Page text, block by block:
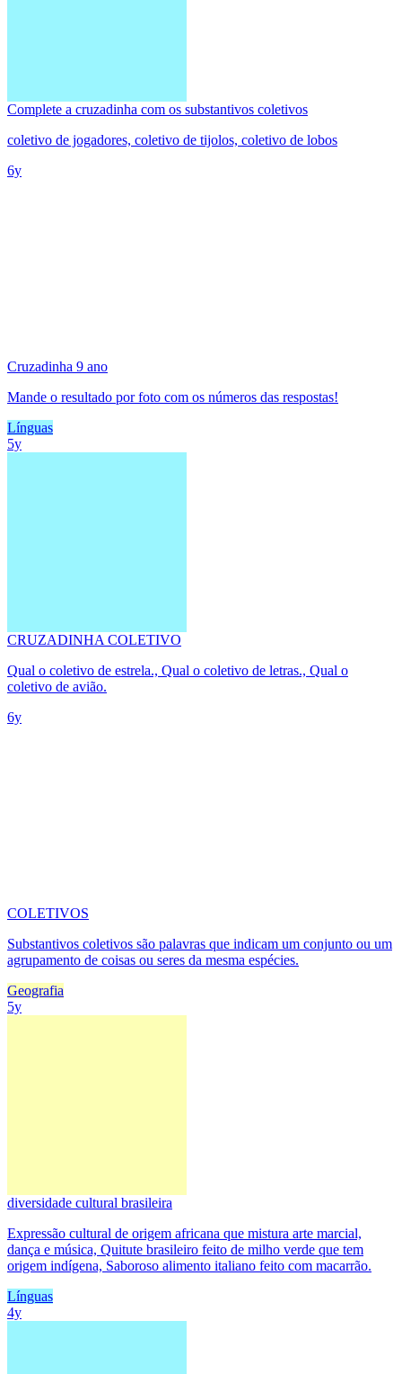
Complete a cruzadinha com os substantivos coletivos
coletivo de jogadores, coletivo de tijolos, coletivo de lobos
6y
Cruzadinha 9 ano
Mande o resultado por foto com os números das respostas!
Línguas
5y
CRUZADINHA COLETIVO
Qual o coletivo de estrela., Qual o coletivo de letras., Qual o
coletivo de avião.
6y
COLETIVOS
Substantivos coletivos são palavras que indicam um conjunto ou um
agrupamento de coisas ou seres da mesma espécies.
Geografia
5y
diversidade cultural brasileira
Expressão cultural de origem africana que mistura arte marcial,
dança e música, Quitute brasileiro feito de milho verde que tem
origem indígena, Saboroso alimento italiano feito com macarrão.
Línguas
4y